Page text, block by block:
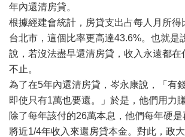
年內還清房貸。
根據經建會統計，房貸支出占每人月所得
台北市，這個比率更高達43.6%。也就是
說，若沒法盡早還清房貸，收入永遠都在
不止。
為了在5年內還清房貸，岑永康說，「有
即使只有1萬也要還。」於是，他們用力
除了每年該付的26萬本息，他們每年硬是
將近1/4年收入來還房貸本金。對此，政